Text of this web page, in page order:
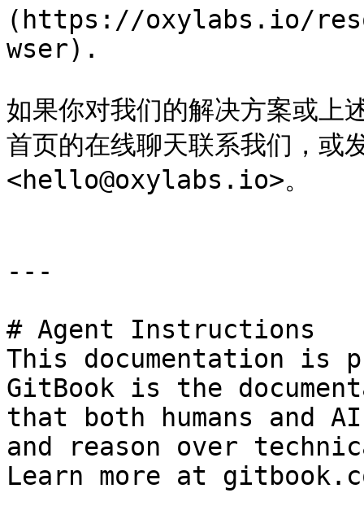
(https://oxylabs.io/
wser).
如果你对我们的解决方案或上
首页的在线聊天联系我们，或
<hello@oxylabs.io>。
---
# Agent Instructions
This documentation is
GitBook is the
that both humans and
and reason over
Learn more at